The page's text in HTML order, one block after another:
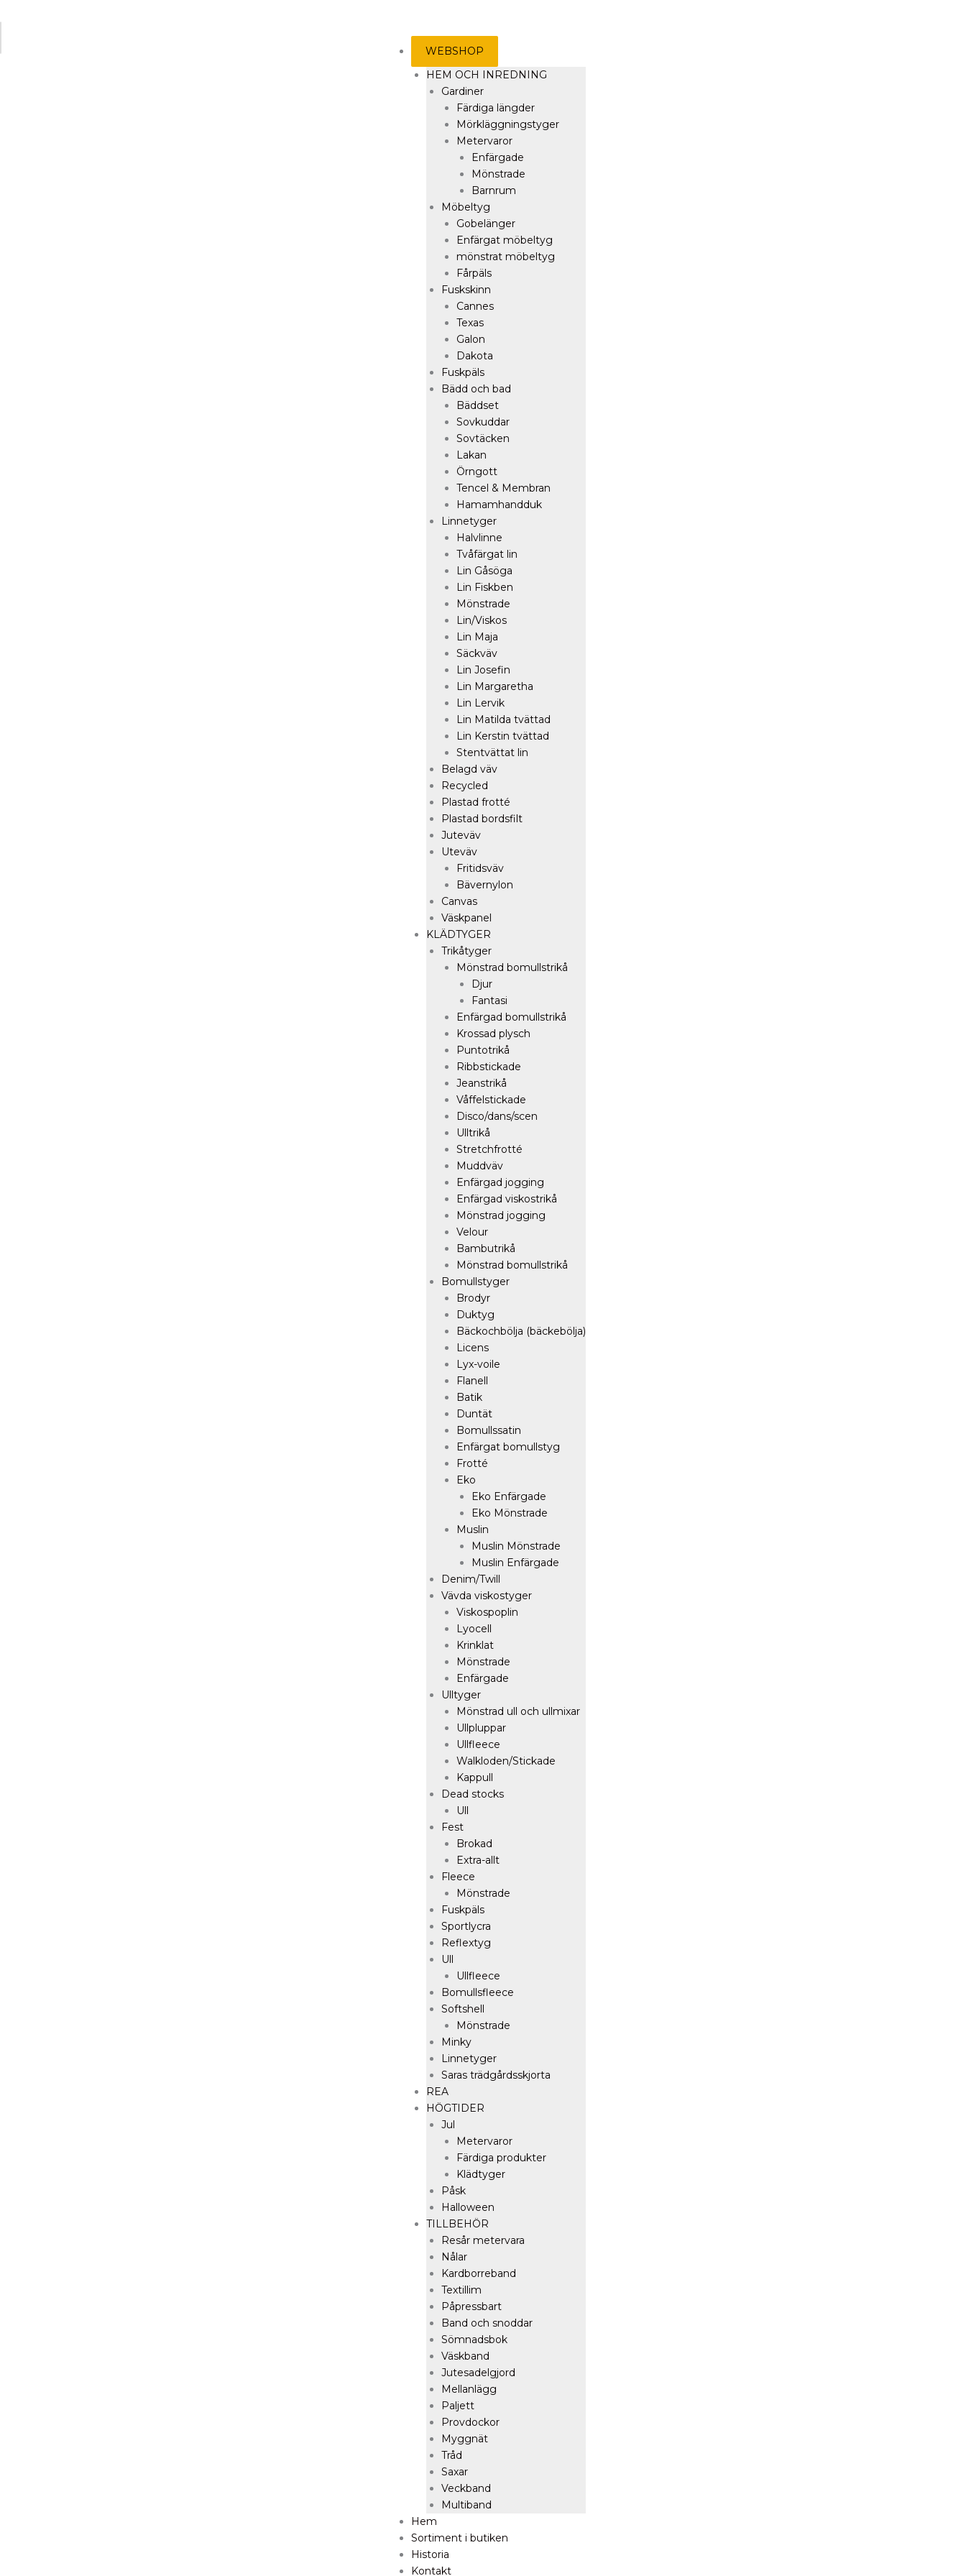
till
WEBSHOP
HEM OCH INREDNING
Gardiner
Färdiga längder
Mörkläggningstyger
Metervaror
Enfärgade
Mönstrade
Barnrum
Möbeltyg
Gobelänger
Enfärgat möbeltyg
mönstrat möbeltyg
Fårpäls
Fuskskinn
Cannes
Texas
Galon
Dakota
Fuskpäls
Bädd och bad
Bäddset
Sovkuddar
Sovtäcken
Lakan
Örngott
Tencel & Membran
Hamamhandduk
Linnetyger
Halvlinne
Tvåfärgat lin
Lin Gåsöga
Lin Fiskben
Mönstrade
Lin/Viskos
Lin Maja
Säckväv
Lin Josefin
Lin Margaretha
Lin Lervik
Lin Matilda tvättad
Lin Kerstin tvättad
Stentvättat lin
Belagd väv
Recycled
Plastad frotté
Plastad bordsfilt
Juteväv
Uteväv
Fritidsväv
Bävernylon
Canvas
Väskpanel
KLÄDTYGER
Trikåtyger
Mönstrad bomullstrikå
Djur
Fantasi
Enfärgad bomullstrikå
Krossad plysch
Puntotrikå
Ribbstickade
Jeanstrikå
Våffelstickade
Disco/dans/scen
Ulltrikå
Stretchfrotté
Muddväv
Enfärgad jogging
Enfärgad viskostrikå
Mönstrad jogging
Velour
Bambutrikå
Mönstrad bomullstrikå
Bomullstyger
Brodyr
Duktyg
Bäckochbölja (bäckebölja)
Licens
Lyx-voile
Flanell
Batik
Duntät
Bomullssatin
Enfärgat bomullstyg
Frotté
Eko
Eko Enfärgade
Eko Mönstrade
Muslin
Muslin Mönstrade
Muslin Enfärgade
Denim/Twill
Vävda viskostyger
Viskospoplin
Lyocell
Krinklat
Mönstrade
Enfärgade
Ulltyger
Mönstrad ull och ullmixar
Ullpluppar
Ullfleece
Walkloden/Stickade
Kappull
Dead stocks
Ull
Fest
Brokad
Extra-allt
Fleece
Mönstrade
Fuskpäls
Sportlycra
Reflextyg
Ull
Ullfleece
Bomullsfleece
Softshell
Mönstrade
Minky
Linnetyger
Saras trädgårdsskjorta
REA
HÖGTIDER
Jul
Metervaror
Färdiga produkter
Klädtyger
Påsk
Halloween
TILLBEHÖR
Resår metervara
Nålar
Kardborreband
Textillim
Påpressbart
Band och snoddar
Sömnadsbok
Väskband
Jutesadelgjord
Mellanlägg
Paljett
Provdockor
Myggnät
Tråd
Saxar
Veckband
Multiband
Hem
Sortiment i butiken
Historia
Kontakt